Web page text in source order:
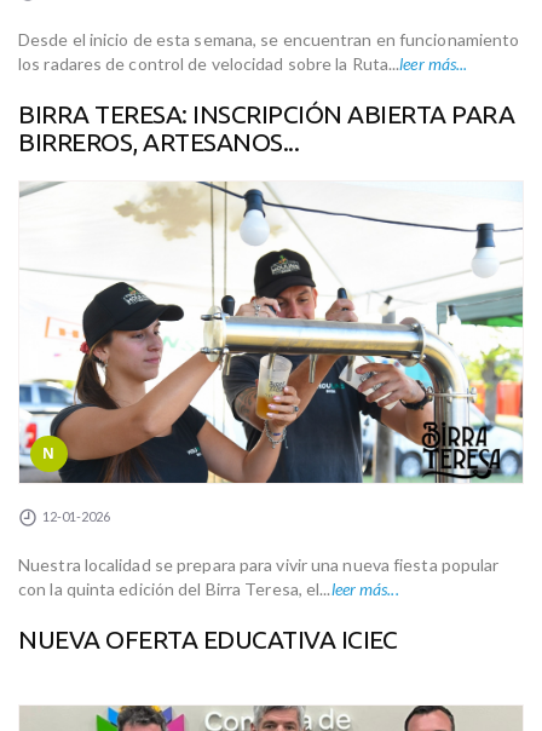
Desde el inicio de esta semana, se encuentran en funcionamiento
los radares de control de velocidad sobre la Ruta...leer más...
BIRRA TERESA: INSCRIPCIÓN ABIERTA PARA
BIRREROS, ARTESANOS...
N
12-01-2026
Nuestra localidad se prepara para vivir una nueva fiesta popular
con la quinta edición del Birra Teresa, el...leer más...
NUEVA OFERTA EDUCATIVA ICIEC